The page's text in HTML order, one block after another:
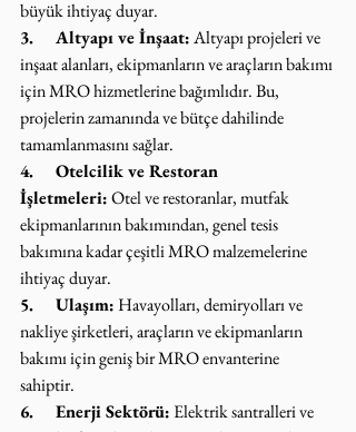
büyük ihtiyaç duyar.
3.     Altyapı ve İnşaat: Altyapı projeleri ve
inşaat alanları, ekipmanların ve araçların bakımı
için MRO hizmetlerine bağımlıdır. Bu,
projelerin zamanında ve bütçe dahilinde
tamamlanmasını sağlar.
4.     Otelcilik ve Restoran
İşletmeleri: Otel ve restoranlar, mutfak
ekipmanlarının bakımından, genel tesis
bakımına kadar çeşitli MRO malzemelerine
ihtiyaç duyar.
5.     Ulaşım: Havayolları, demiryolları ve
nakliye şirketleri, araçların ve ekipmanların
bakımı için geniş bir MRO envanterine
sahiptir.
6.     Enerji Sektörü: Elektrik santralleri ve